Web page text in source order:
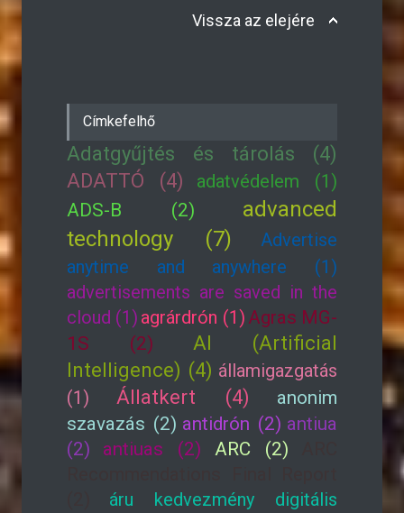
Vissza az elejére
Címkefelhő
Adatgyűjtés és tárolás (4)
ADATTÓ (4)
adatvédelem (1)
ADS-B (2)
advanced
technology (7)
Advertise
anytime and anywhere (1)
advertisements are saved in the
cloud (1) agrárdrón (1) Agras MG-
1S (2)
AI (Artificial
Intelligence) (4) államigazgatás
(1)
Állatkert (4)
anonim
szavazás (2) antidrón (2) antiua
(2)
antiuas (2) ARC (2)
áru kedvezmény digitális